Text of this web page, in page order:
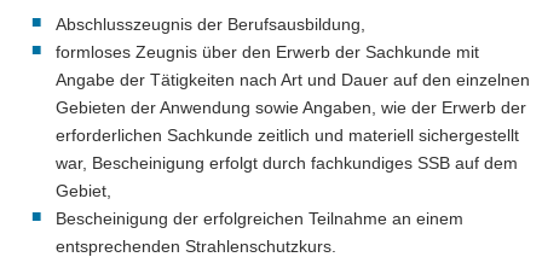
Abschlusszeugnis der Berufsausbildung,
formloses Zeugnis über den Erwerb der Sachkunde mit
Angabe der Tätigkeiten nach Art und Dauer auf den einzelnen
Gebieten der Anwendung sowie Angaben, wie der Erwerb der
erforderlichen Sachkunde zeitlich und materiell sichergestellt
war, Bescheinigung erfolgt durch fachkundiges SSB auf dem
Gebiet,
Bescheinigung der erfolgreichen Teilnahme an einem
entsprechenden Strahlenschutzkurs.